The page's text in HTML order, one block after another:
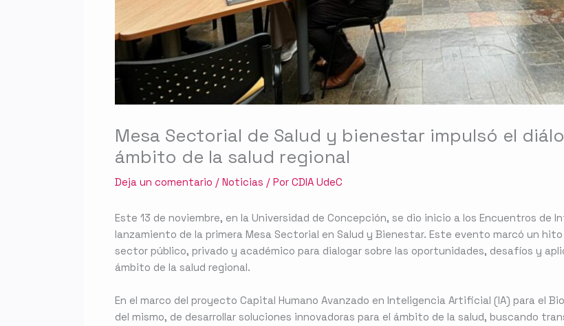
Mesa Sectorial de Salud y bienestar impulsó el
ámbito de la salud regional
Deja un comentario / Noticias / Por CDIA UdeC
Este 13 de noviembre, en la Universidad de Concepción, se dio inicio a los Encuentros de
lanzamiento de la primera Mesa Sectorial en Salud y Bienestar. Este evento marcó un
sector público, privado y académico para dialogar sobre las oportunidades, desafíos y
ámbito de la salud regional.
En el marco del proyecto Capital Humano Avanzado en Inteligencia Artificial (IA) para el
del mismo, de desarrollar soluciones innovadoras para el ámbito de la salud, buscando